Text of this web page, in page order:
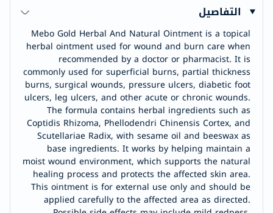
التفاصيل
Mebo Gold Herbal And Natural Ointment is a topical
herbal ointment used for wound and burn care when
recommended by a doctor or pharmacist. It is
commonly used for superficial burns, partial thickness
burns, surgical wounds, pressure ulcers, diabetic foot
ulcers, leg ulcers, and other acute or chronic wounds.
The formula contains herbal ingredients such as
Coptidis Rhizoma, Phellodendri Chinensis Cortex, and
Scutellariae Radix, with sesame oil and beeswax as
base ingredients. It works by helping maintain a
moist wound environment, which supports the natural
healing process and protects the affected skin area.
This ointment is for external use only and should be
applied carefully to the affected area as directed.